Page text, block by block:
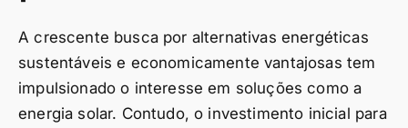
A crescente busca por alternativas energéticas
sustentáveis e economicamente vantajosas tem
impulsionado o interesse em soluções como a
energia solar. Contudo, o investimento inicial para